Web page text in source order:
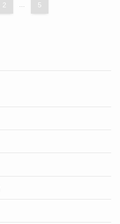
2 ... 5